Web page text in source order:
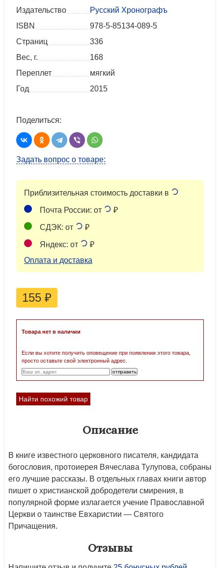
Издательство
Русский Хронографъ
ISBN
978-5-85134-089-5
Страниц
336
Вес, г.
168
Переплет
мягкий
Год
2015
Поделиться:
Задать вопрос о товаре:
Приблизительная стоимость доставки в
Почта России: от ₽
СДЭК: от ₽
Яндекс: от
₽
Оплата и доставка
155 ₽
Товара нет в наличии
Если вы хотите получить оповещение при появлении этого товара,
просто оставьте свой электронный адрес.
Найти похожий товар
Описание
В книге известного церковного писателя, кандидата
богословия, протоиерея Вячеслава Тулупова, собраны
его лучшие рассказы. В отдельных главах книги автор
пишет о христианской добродетели смирения, в
популярной форме излагается учение Православной
Церкви о таинстве Евхаристии — Святого
Причащения.
Отзывы